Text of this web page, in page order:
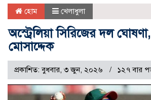
হোম খেলাধুলা
অস্ট্রেলিয়া সিরিজের দল
মোসাদ্দেক
প্রকাশিত: বুধবার, ৩ জুন, ২০২৬ ১২৭ বার